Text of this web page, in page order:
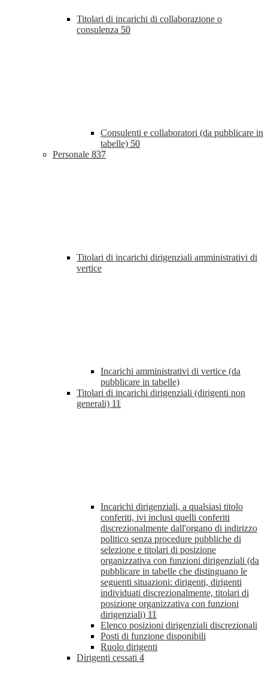
Titolari di incarichi di collaborazione o
consulenza 50
Consulenti e collaboratori (da pubblicare in
tabelle) 50
Personale 837
Titolari di incarichi dirigenziali amministrativi di
vertice
Incarichi amministrativi di vertice (da
pubblicare in tabelle)
Titolari di incarichi dirigenziali (dirigenti non
generali) 11
Incarichi dirigenziali, a qualsiasi titolo
conferiti, ivi inclusi quelli conferiti
discrezionalmente dall'organo di indirizzo
politico senza procedure pubbliche di
selezione e titolari di posizione
organizzativa con funzioni dirigenziali (da
pubblicare in tabelle che distinguano le
seguenti situazioni: dirigenti, dirigenti
individuati discrezionalmente, titolari di
posizione organizzativa con funzioni
dirigenziali) 11
Elenco posizioni dirigenziali discrezionali
Posti di funzione disponibili
Ruolo dirigenti
Dirigenti cessati 4